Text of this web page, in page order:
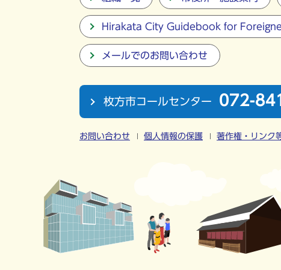
Hirakata City Guidebook for
メールでのお問い合わせ
枚方市コールセンター 072-
お問い合わせ 個人情報の保護 著作権・リンク